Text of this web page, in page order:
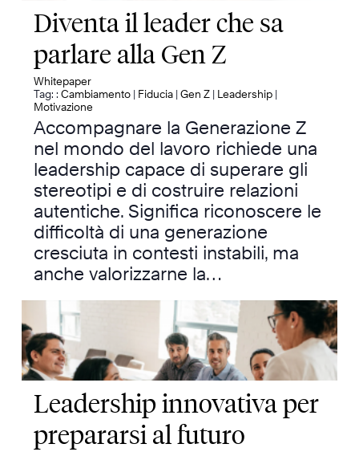
Diventa il leader che sa
parlare alla Gen Z
Whitepaper
Tag: : Cambiamento | Fiducia |Gen Z | Leadership |
Motivazione
Accompagnare la Generazione Z
nel mondo del lavoro richiede una
leadership capace di superare gli
stereotipi e di costruire relazioni
autentiche. Significa riconoscere le
difficoltà di una generazione
cresciuta in contesti instabili, ma
anche valorizzarne la…
Leadership innovativa per
prepararsi al futuro